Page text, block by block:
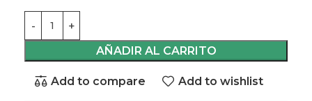
AÑADIR AL CARRITO
Add to compare Add to wishlist